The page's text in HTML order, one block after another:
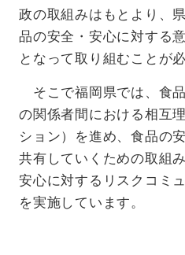
政の取組みはもとより、
品の安全・安心に対する
となって取り組むことが
そこで福岡県では、食
の関係者間における相互
ション）を進め、食品の
共有していくための取組
安心に対するリスクコミ
を実施しています。